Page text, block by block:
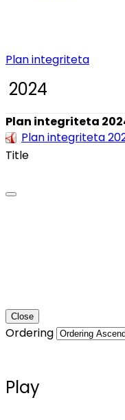
Plan integriteta
2024
Plan integriteta
Plan integriteta
Title
Close
Ordering
Play